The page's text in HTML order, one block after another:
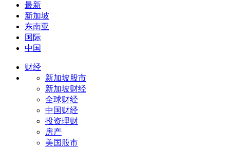
最新
新加坡
东南亚
国际
中国
财经
新加坡股市
新加坡财经
全球财经
中国财经
投资理财
房产
美国股市